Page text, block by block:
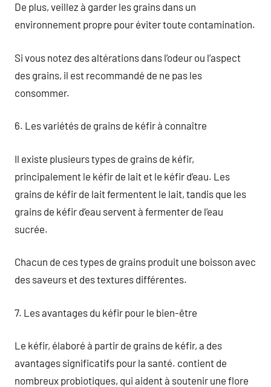
De plus, veillez à garder les grains dans un
environnement propre pour éviter toute contamination.
Si vous notez des altérations dans l’odeur ou l’aspect
des grains, il est recommandé de ne pas les
consommer.
6. Les variétés de grains de kéfir à connaître
Il existe plusieurs types de grains de kéfir,
principalement le kéfir de lait et le kéfir d’eau. Les
grains de kéfir de lait fermentent le lait, tandis que les
grains de kéfir d’eau servent à fermenter de l’eau
sucrée.
Chacun de ces types de grains produit une boisson avec
des saveurs et des textures différentes.
7. Les avantages du kéfir pour le bien-être
Le kéfir, élaboré à partir de grains de kéfir, a des
avantages significatifs pour la santé. contient de
nombreux probiotiques, qui aident à soutenir une flore